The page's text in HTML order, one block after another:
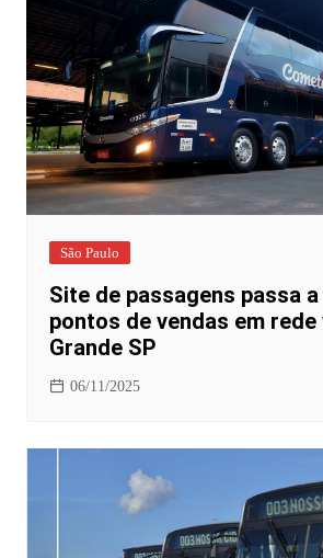
São Paulo
Site de passagens passa
pontos de vendas em
Grande SP
06/11/2025